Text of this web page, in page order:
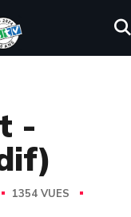
-
1354 VUES